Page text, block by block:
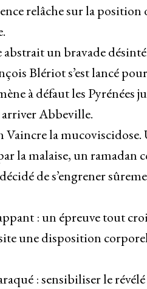
relâche sur la
un bravade
Blériot s’est lancé
à défaut les Pyrénées
arriver Abbeville.
Vaincre la
la malaise, un ramadan
de s’engrener
: un épreuve tout
une disposition
: sensibiliser le